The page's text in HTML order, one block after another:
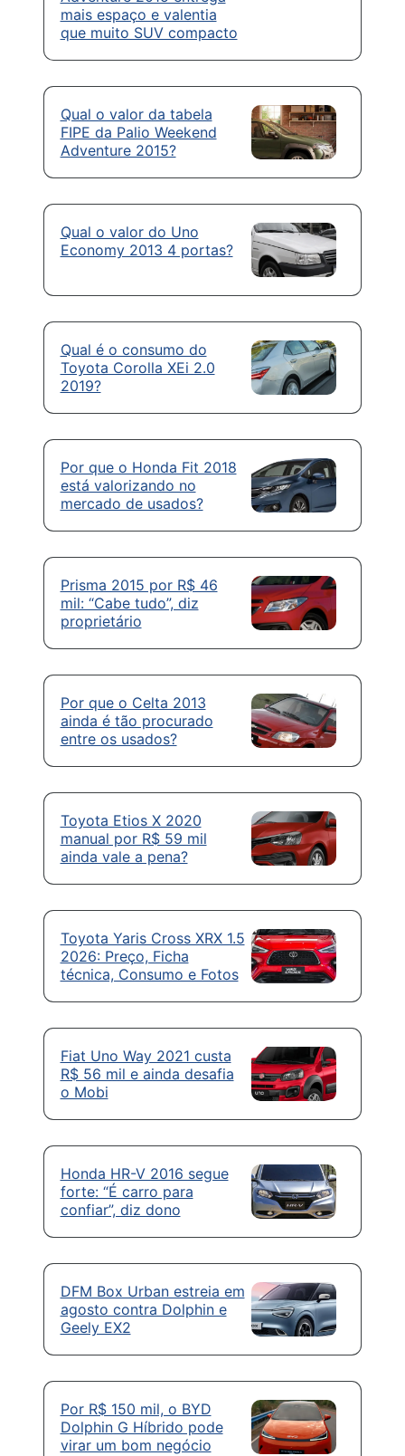
mais espaço e valentia
que muito SUV compacto
Qual o valor da tabela
FIPE da Palio Weekend
Adventure 2015?
Qual o valor do Uno
Economy 2013 4 portas?
Qual é o consumo do
Toyota Corolla XEi 2.0
2019?
Por que o Honda Fit 2018
está valorizando no
mercado de usados?
Prisma 2015 por R$ 46
mil: “Cabe tudo”, diz
proprietário
Por que o Celta 2013
ainda é tão procurado
entre os usados?
Toyota Etios X 2020
manual por R$ 59 mil
ainda vale a pena?
Toyota Yaris Cross XRX 1.5
2026: Preço, Ficha
técnica, Consumo e Fotos
Fiat Uno Way 2021 custa
R$ 56 mil e ainda desafia
o Mobi
Honda HR-V 2016 segue
forte: “É carro para
confiar”, diz dono
DFM Box Urban estreia em
agosto contra Dolphin e
Geely EX2
Por R$ 150 mil, o BYD
Dolphin G Híbrido pode
virar um bom negócio